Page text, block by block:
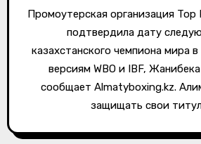
Промоутерская организация Top Rank официально
подтвердила дату
казахстанского чемпиона мира
версиям WBO и IBF,
сообщает Almatyboxing.kz.
защищать свои